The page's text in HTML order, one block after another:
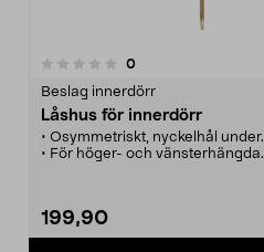
0recensioner
Beslag innerdörr
Låshus för innerdörr
• Osymmetriskt, nyckelhål under.
• För höger- och vänsterhängda
toalett /nyckelskylt.
199,90